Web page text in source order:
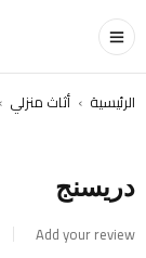
الرئيسية › أثاث منزلي ›
دريسنج
Add your review